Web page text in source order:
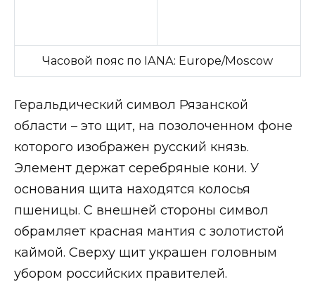
Часовой пояс по IANA: Europe/Moscow
Геральдический символ Рязанской
области – это щит, на позолоченном фоне
которого изображен русский князь.
Элемент держат серебряные кони. У
основания щита находятся колосья
пшеницы. С внешней стороны символ
обрамляет красная мантия с золотистой
каймой. Сверху щит украшен головным
убором российских правителей.